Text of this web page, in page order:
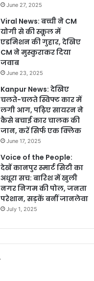
June 27, 2025
Viral News: बच्ची ने CM
योगी से की स्कूल में
एडमिशन की गुहार, देखिए
CM ने मुस्कुराकर दिया
जवाब
June 23, 2025
Kanpur News: देखिए
चलते-चलते स्विफ्ट कार में
लगी आग, पढ़िए सायरन ने
कैसे बचाई कार चालक की
जान, करें सिर्फ एक क्लिक
June 17, 2025
Voice of the People:
देखें कानपुर स्मार्ट सिटी का
अधूरा सच: बारिश में खुली
नगर निगम की पोल, जनता
परेशान, सड़कें बनीं जानलेवा
July 1, 2025